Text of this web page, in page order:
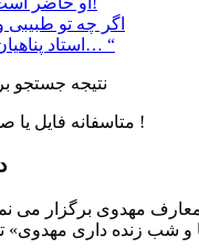
اگر چه تو
استاد پناهیان: “علاقه مند شدن… “
نتیجه جستجو
متاسفانه فایل یا صفحه مورد نظر یافت نشد !
و تکمیلی معارف مهدوی